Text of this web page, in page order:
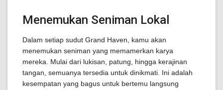
Menemukan Seniman Lokal
Dalam setiap sudut Grand Haven, kamu akan
menemukan seniman yang memamerkan karya
mereka. Mulai dari lukisan, patung, hingga kerajinan
tangan, semuanya tersedia untuk dinikmati. Ini adalah
kesempatan yang bagus untuk bertemu langsung